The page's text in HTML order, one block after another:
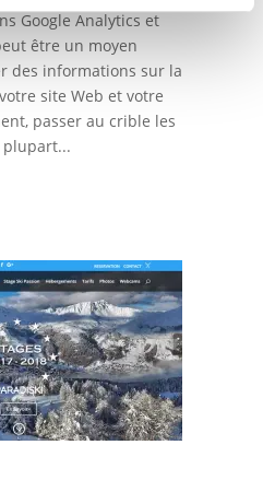
Google Analytics et
être un moyen
des informations sur la
site Web et votre
passer au crible les